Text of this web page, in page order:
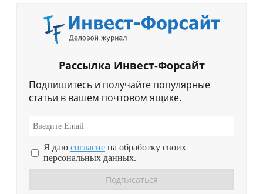
Рассылка Инвест-Форсайт
Подпишитесь и получайте популярные
статьи в вашем почтовом ящике.
Я даю согласие на обработку своих
персональных данных.